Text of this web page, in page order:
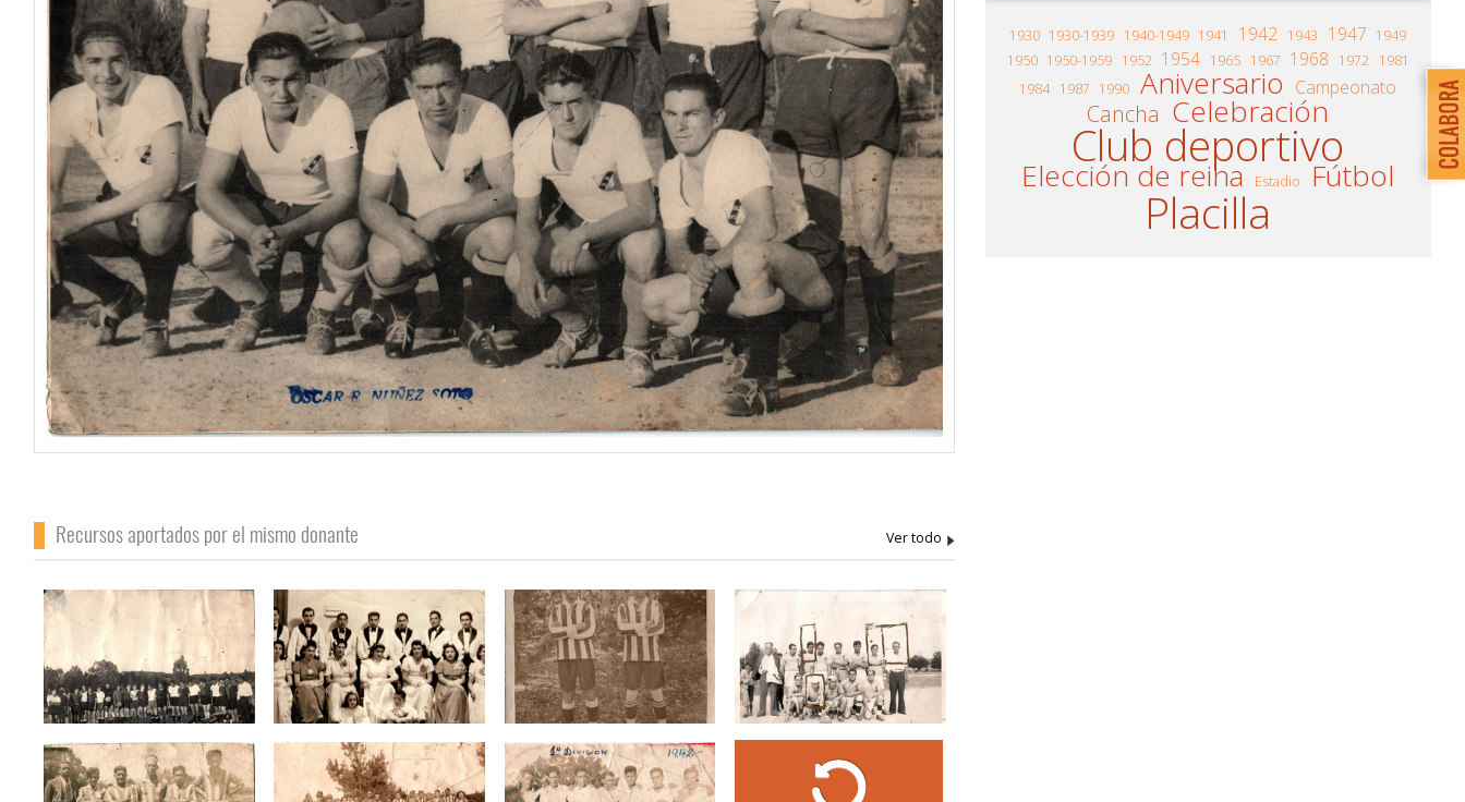
Recursos aportados por el mismo donante
1930 1930-1939 1940-1949 1941 1942 1943 1947 1949
1950 1950-1959 1952 1954 1965 1967 1968 1972 1981
1984 1987 1990 Aniversario Campeonato
Cancha Celebración
Club deportivo
Elección de reina Estadio Fútbol
Placilla